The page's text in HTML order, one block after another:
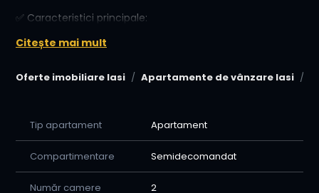
Oferte imobiliare Iasi Apartamente de vânzare Iasi
✅ Caracteristici principale:
Suprafață utilă: 55 mp
Geamuri termopan – eficiență termică și fonică
📍 Zonă excelentă – acces rapid la transport public,
magazine, școli, farmacii și alte facilități. Ideal pentru
locuit sau pentru investiție (închiriere).
💰 Preț: 100.000 €
Citește mai mult
Tip apartament Apartament
Compartimentare Semidecomandat
Număr camere 2